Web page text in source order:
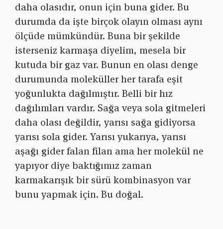
daha olasıdır, onun için buna gider. Bu
durumda da işte birçok olayın olması aynı
ölçüde mümkündür. Buna bir şekilde
isterseniz karmaşa diyelim, mesela bir
kutuda bir gaz var. Bunun en olası denge
durumunda moleküller her tarafa eşit
yoğunlukta dağılmıştır. Belli bir hız
dağılımları vardır. Sağa veya sola gitmeleri
daha olası değildir, yarısı sağa gidiyorsa
yarısı sola gider. Yarısı yukarıya, yarısı
aşağı gider falan filan ama her molekül ne
yapıyor diye baktığımız zaman
karmakarışık bir sürü kombinasyon var
bunu yapmak için. Bu doğal.